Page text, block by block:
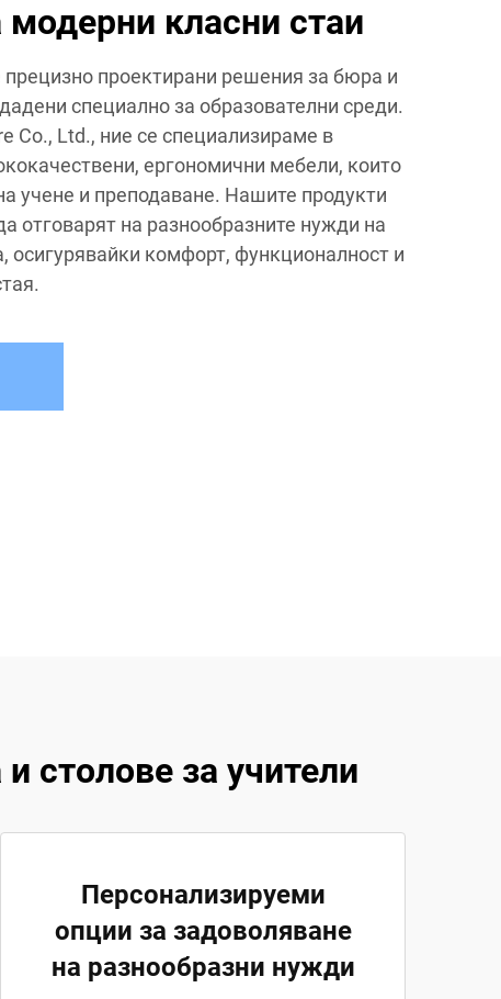
модерни класни стаи
прецизно проектирани решения за бюра и
специално за образователни среди.
Co., Ltd., ние се специализираме в
ергономични мебели, които
учене и преподаване. Нашите продукти
отговарят на разнообразните нужди на
осигурявайки комфорт, функционалност и
столове за учители
Персонализируеми
опции за задоволяване
на разнообразни нужди